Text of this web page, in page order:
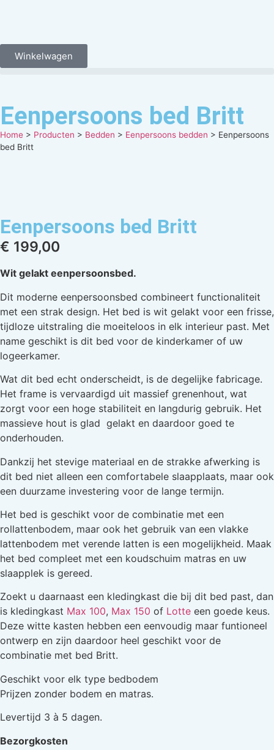
Winkelwagen
Eenpersoons bed Britt
Home > Producten > Bedden > Eenpersoons bedden > Eenpersoons
bed Britt
Eenpersoons bed Britt
€ 199,00
Wit gelakt eenpersoonsbed.
Dit moderne eenpersoonsbed combineert functionaliteit
met een strak design. Het bed is wit gelakt voor een frisse,
tijdloze uitstraling die moeiteloos in elk interieur past. Met
name geschikt is dit bed voor de kinderkamer of uw
logeerkamer.
Wat dit bed echt onderscheidt, is de degelijke fabricage.
Het frame is vervaardigd uit massief grenenhout, wat
zorgt voor een hoge stabiliteit en langdurig gebruik. Het
massieve hout is glad gelakt en daardoor goed te
onderhouden.
Dankzij het stevige materiaal en de strakke afwerking is
dit bed niet alleen een comfortabele slaapplaats, maar ook
een duurzame investering voor de lange termijn.
Het bed is geschikt voor de combinatie met een
rollattenbodem, maar ook het gebruik van een vlakke
lattenbodem met verende latten is een mogelijkheid. Maak
het bed compleet met een koudschuim matras en uw
slaapplek is gereed.
Zoekt u daarnaast een kledingkast die bij dit bed past, dan
is kledingkast Max 100, Max 150 of Lotte een goede keus.
Deze witte kasten hebben een eenvoudig maar funtioneel
ontwerp en zijn daardoor heel geschikt voor de
combinatie met bed Britt.
Geschikt voor elk type bedbodem
Prijzen zonder bodem en matras.
Levertijd 3 à 5 dagen.
Bezorgkosten